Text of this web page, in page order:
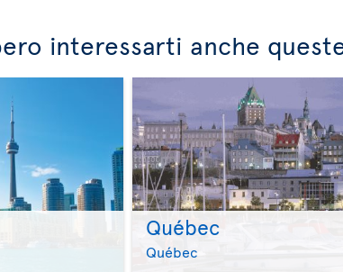
interessarti anche
>
Québec
Québec